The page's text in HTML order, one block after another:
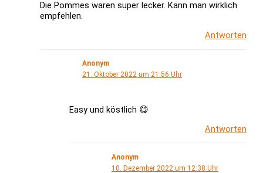
Die Pommes waren super lecker. Kann man wirklich
empfehlen.
Antworten
Anonym
21. Oktober 2022 um 21:56 Uhr
Easy und köstlich 😋
Antworten
Anonym
10. Dezember 2022 um 12:38 Uhr